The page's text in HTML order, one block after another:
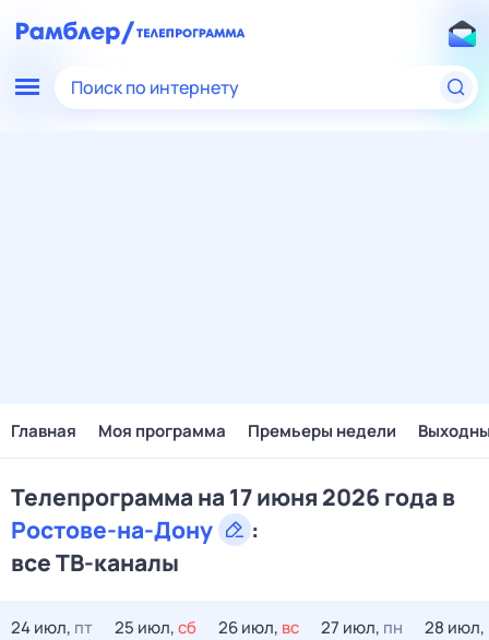
Поиск по интернету
Главная Моя программа Премьеры недели
Телепрограмма на 17 июня 2026 года в
Ростове-на-Дону
:
все ТВ-каналы
24 июл, пт 25 июл,сб 26 июл, вс 27 июл, пн 28 июл,